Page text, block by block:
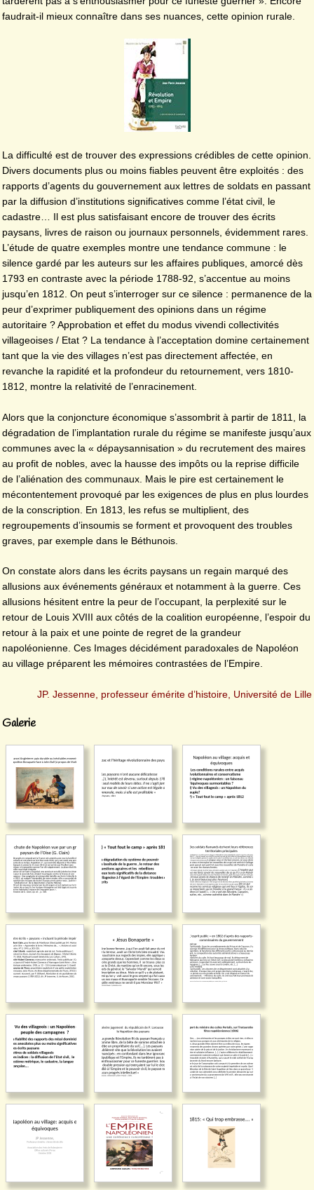
faudrait-il mieux connaître dans ses nuances, cette opinion rurale.
La difficulté est de trouver des expressions crédibles de cette opinion.
Divers documents plus ou moins fiables peuvent être exploités : des
rapports d’agents du gouvernement aux lettres de soldats en passant
par la diffusion d’institutions significatives comme l’état civil, le
cadastre… Il est plus satisfaisant encore de trouver des écrits
paysans, livres de raison ou journaux personnels, évidemment rares.
L’étude de quatre exemples montre une tendance commune : le
silence gardé par les auteurs sur les affaires publiques, amorcé dès
1793 en contraste avec la période 1788-92, s’accentue au moins
jusqu’en 1812. On peut s’interroger sur ce silence : permanence de la
peur d’exprimer publiquement des opinions dans un régime
autoritaire ? Approbation et effet du modus vivendi collectivités
villageoises / Etat ? La tendance à l’acceptation domine certainement
tant que la vie des villages n’est pas directement affectée, en
revanche la rapidité et la profondeur du retournement, vers 1810-
1812, montre la relativité de l’enracinement.
Alors que la conjoncture économique s’assombrit à partir de 1811, la
dégradation de l’implantation rurale du régime se manifeste jusqu’aux
communes avec la « dépaysannisation » du recrutement des maires
au profit de nobles, avec la hausse des impôts ou la reprise difficile
de l’aliénation des communaux. Mais le pire est certainement le
mécontentement provoqué par les exigences de plus en plus lourdes
de la conscription. En 1813, les refus se multiplient, des
regroupements d’insoumis se forment et provoquent des troubles
graves, par exemple dans le Béthunois.
On constate alors dans les écrits paysans un regain marqué des
allusions aux événements généraux et notamment à la guerre. Ces
allusions hésitent entre la peur de l’occupant, la perplexité sur le
retour de Louis XVIII aux côtés de la coalition européenne, l’espoir du
retour à la paix et une pointe de regret de la grandeur
napoléonienne. Ces Images décidément paradoxales de Napoléon
au village préparent les mémoires contrastées de l’Empire.
JP. Jessenne, professeur émérite d’histoire, Université de Lille
Galerie